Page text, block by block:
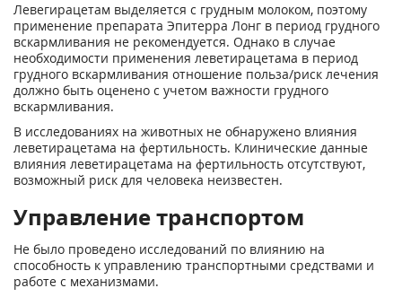
Левегирацетам выделяется с грудным молоком, поэтому
применение препарата Эпитерра Лонг в период грудного
вскармливания не рекомендуется. Однако в случае
необходимости применения леветирацетама в период
грудного вскармливания отношение польза/риск лечения
должно быть оценено с учетом важности грудного
вскармливания.
В исследованиях на животных не обнаружено влияния
леветирацетама на фертильность. Клинические данные
влияния леветирацетама на фертильность отсутствуют,
возможный риск для человека неизвестен.
Управление транспортом
Не было проведено исследований по влиянию на
способность к управлению транспортными средствами и
работе с механизмами.